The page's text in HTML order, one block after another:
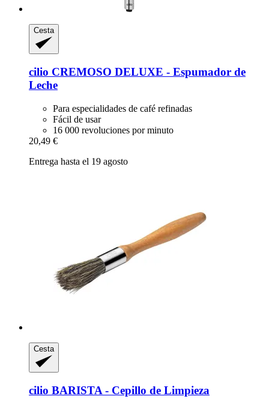
Cesta
cilio CREMOSO DELUXE -​ Espumador de
Leche
Para especialidades de café refinadas
Fácil de usar
16 000 revoluciones por minuto
20,49 €
Entrega hasta el 19 agosto
Cesta
cilio BARISTA -​ Cepillo de Limpieza